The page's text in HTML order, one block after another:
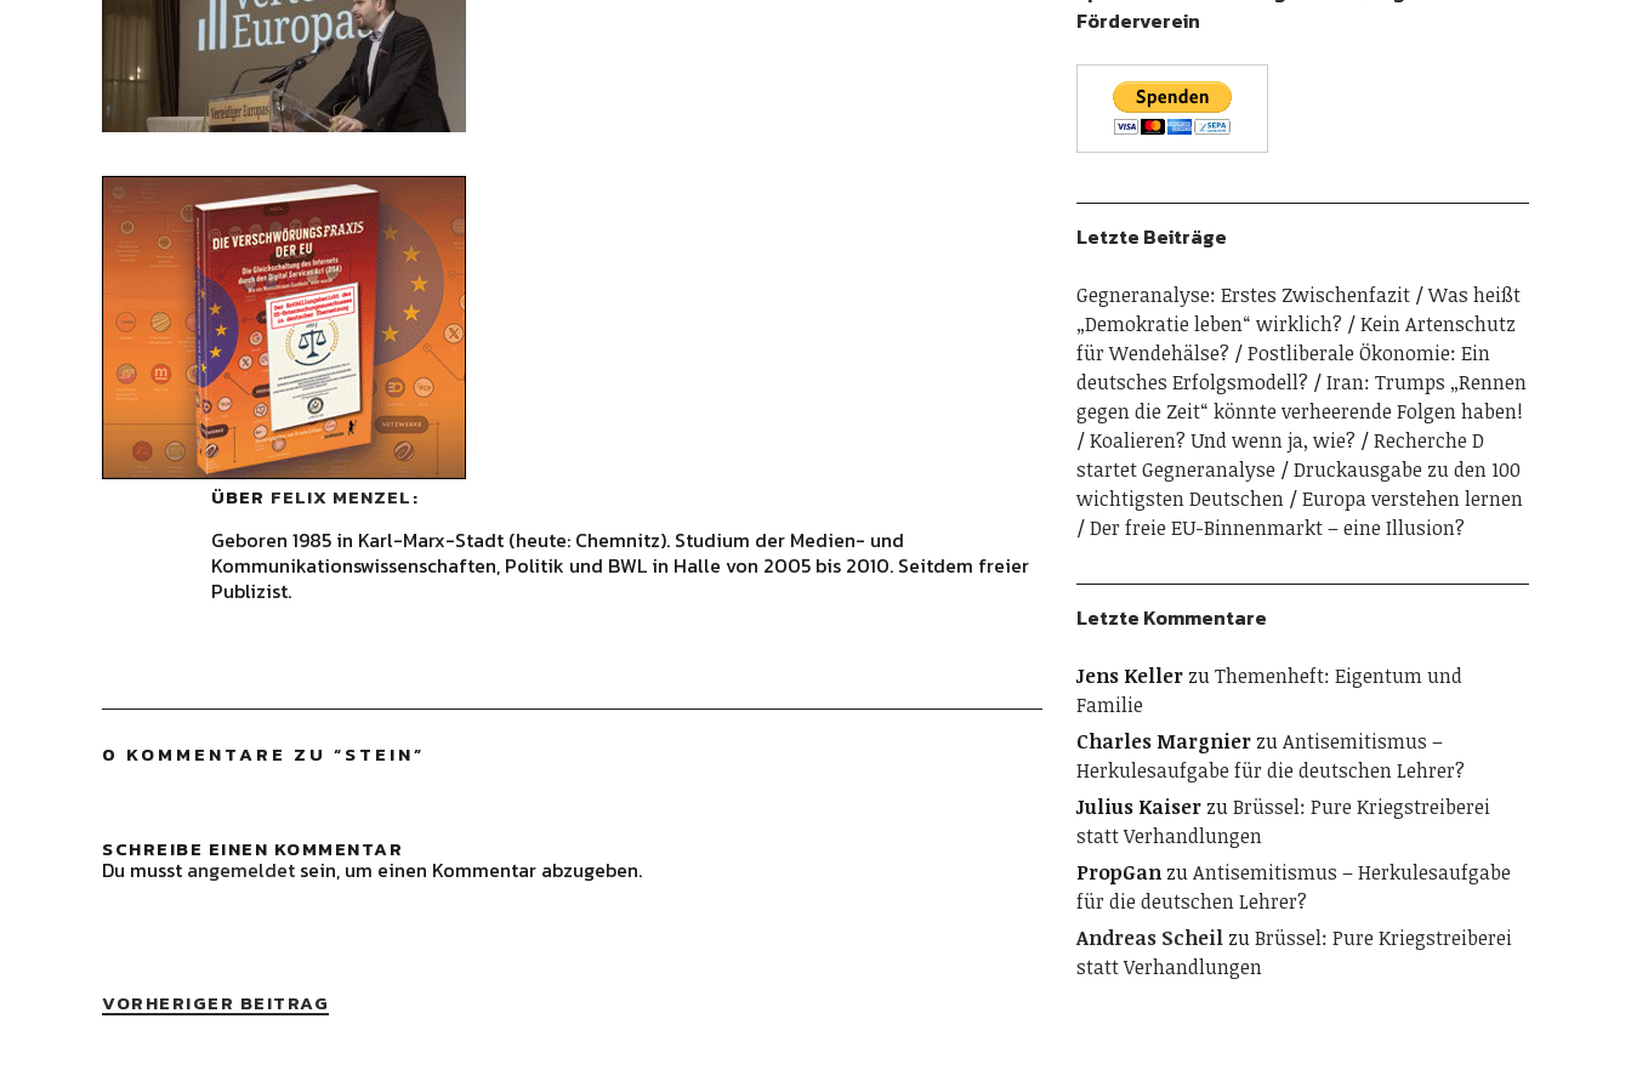
ÜBER FELIX MENZEL
Geboren 1985 in Karl-Marx-Stadt (heute: Chemnitz). Studium der Medien- und
Kommunikationswissenschaften, Politik und BWL in Halle von 2005 bis 2010. Seitdem freier
Publizist.
0 KOMMENTARE ZU “STEIN”
SCHREIBE EINEN KOMMENTAR
Du musst angemeldet sein, um einen Kommentar abzugeben.
VORHERIGER BEITRAG
Förderverein
Letzte Beiträge
Gegneranalyse: Erstes Zwischenfazit
Was heißt
„Demokratie leben“ wirklich?
Kein Artenschutz
für Wendehälse?
Postliberale Ökonomie: Ein
deutsches Erfolgsmodell?
Iran: Trumps „Rennen
gegen die Zeit“ könnte verheerende Folgen haben!
Koalieren? Und wenn ja, wie?
Recherche D
startet Gegneranalyse
Druckausgabe zu den 100
wichtigsten Deutschen
Europa verstehen lernen
Der freie EU-Binnenmarkt – eine Illusion?
Letzte Kommentare
Jens KellerzuThemenheft: Eigentum und
Familie
Charles MargnierzuAntisemitismus –
Herkulesaufgabe für die deutschen Lehrer?
Julius KaiserzuBrüssel: Pure Kriegstreiberei
statt Verhandlungen
PropGanzuAntisemitismus – Herkulesaufgabe
für die deutschen Lehrer?
Andreas ScheilzuBrüssel: Pure Kriegstreiberei
statt Verhandlungen